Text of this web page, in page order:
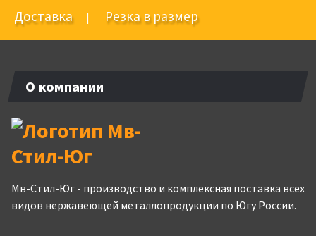
Доставка| Резка в размер
О компании
Мв-Стил-Юг - производство и комплексная поставка всех
видов нержавеющей металлопродукции по Югу России.